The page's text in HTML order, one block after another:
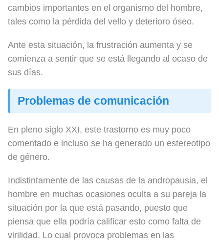
cambios importantes en el organismo del hombre,
tales como la pérdida del vello y deterioro óseo.
Ante esta situación, la frustración aumenta y se
comienza a sentir que se está llegando al ocaso de
sus días.
Problemas de comunicación
En pleno siglo XXI, este trastorno es muy poco
comentado e incluso se ha generado un estereotipo
de género.
Indistintamente de las causas de la andropausia, el
hombre en muchas ocasiones oculta a su pareja la
situación por la que está pasando, puesto que
piensa que ella podría calificar esto como falta de
virilidad. Lo cual provoca problemas en las